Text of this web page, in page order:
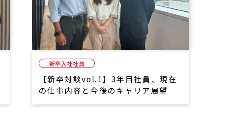
新卒入社社員
【新卒対談vol.1】3年目社員、現在
の仕事内容と今後のキャリア展望